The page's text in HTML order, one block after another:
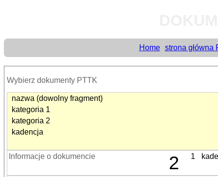
Home strona główna
Wybierz dokumenty PTTK
nazwa (dowolny fragment)
kategoria 1
kategoria 2
kadencja
Informacje o dokumencie 2 1